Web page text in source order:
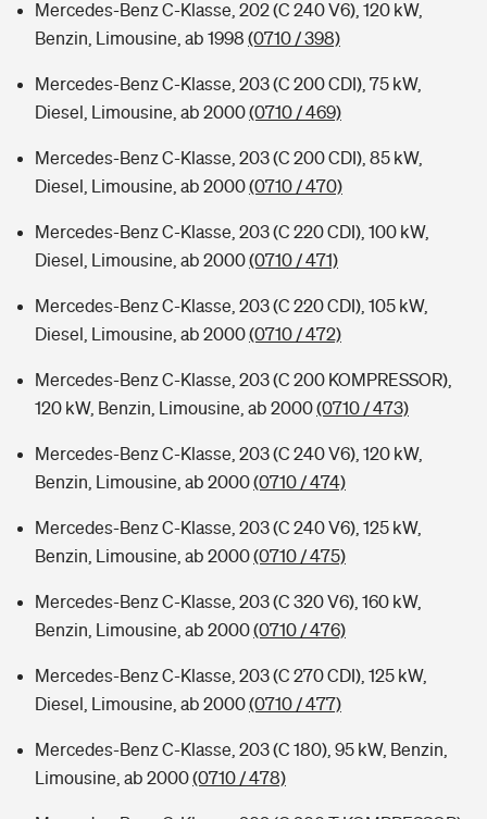
Mercedes-Benz C-Klasse, 202 (C 240 V6), 120 kW,
Benzin, Limousine, ab 1998 (0710 / 398)
Mercedes-Benz C-Klasse, 203 (C 200 CDI), 75 kW,
Diesel, Limousine, ab 2000(0710 / 469)
Mercedes-Benz C-Klasse, 203 (C 200 CDI), 85 kW,
Diesel, Limousine, ab 2000(0710 / 470)
Mercedes-Benz C-Klasse, 203 (C 220 CDI), 100 kW,
Diesel, Limousine, ab 2000(0710 / 471)
Mercedes-Benz C-Klasse, 203 (C 220 CDI), 105 kW,
Diesel, Limousine, ab 2000(0710 / 472)
Mercedes-Benz C-Klasse, 203 (C 200 KOMPRESSOR),
120 kW, Benzin, Limousine, ab 2000(0710 / 473)
Mercedes-Benz C-Klasse, 203 (C 240 V6), 120 kW,
Benzin, Limousine, ab 2000(0710 / 474)
Mercedes-Benz C-Klasse, 203 (C 240 V6), 125 kW,
Benzin, Limousine, ab 2000(0710 / 475)
Mercedes-Benz C-Klasse, 203 (C 320 V6), 160 kW,
Benzin, Limousine, ab 2000(0710 / 476)
Mercedes-Benz C-Klasse, 203 (C 270 CDI), 125 kW,
Diesel, Limousine, ab 2000(0710 / 477)
Mercedes-Benz C-Klasse, 203 (C 180), 95 kW, Benzin,
Limousine, ab 2000(0710 / 478)